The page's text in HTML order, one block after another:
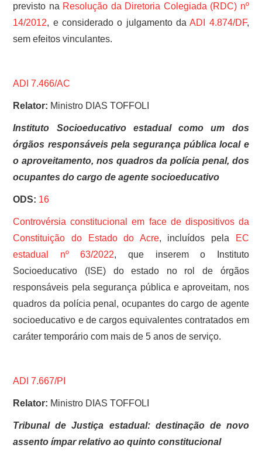
previsto na Resolução da Diretoria Colegiada (RDC) nº
14/2012, e considerado o julgamento daADI 4.874/DF,
sem efeitos vinculantes.
ADI 7.466/AC
Relator: Ministro DIAS TOFFOLI
Instituto Socioeducativo estadual como um dos
órgãos responsáveis pela segurança pública local e
o aproveitamento, nos quadros da polícia penal, dos
ocupantes do cargo de agente socioeducativo
ODS: 16
Controvérsia constitucional em face de dispositivos da
Constituição do Estado do Acre, incluídos pela
EC
estadual nº 63/2022, que inserem o Instituto
Socioeducativo (ISE) do estado no rol de órgãos
responsáveis pela segurança pública e aproveitam, nos
quadros da polícia penal, ocupantes do cargo de agente
socioeducativo e de cargos equivalentes contratados em
caráter temporário com mais de 5 anos de serviço.
ADI 7.667/PI
Relator: Ministro DIAS TOFFOLI
Tribunal de Justiça estadual: destinação de novo
assento ímpar relativo ao quinto constitucional